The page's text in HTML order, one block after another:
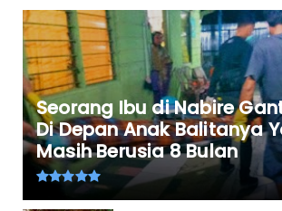
Seorang Ibu di Nabire
Di Depan Anak Balitanya
Masih Berusia 8 Bulan